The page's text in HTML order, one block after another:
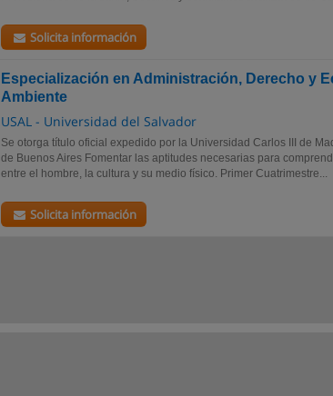
Solicita información
Especialización en Administración, Derecho y
Ambiente
USAL - Universidad del Salvador
Se otorga tí­tulo oficial expedido por la Universidad Carlos III de
de Buenos Aires Fomentar las aptitudes necesarias para
entre el hombre, la cultura y su medio físico. Primer Cuatrimestre...
Solicita información